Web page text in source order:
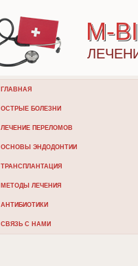
M-
ГЛАВНАЯ
ОСТРЫЕ БОЛЕЗНИ
ЛЕЧЕНИЕ ПЕРЕЛОМОВ
ОСНОВЫ ЭНДОДОНТИИ
ТРАНСПЛАНТАЦИЯ
МЕТОДЫ ЛЕЧЕНИЯ
АНТИБИОТИКИ
СВЯЗЬ С НАМИ